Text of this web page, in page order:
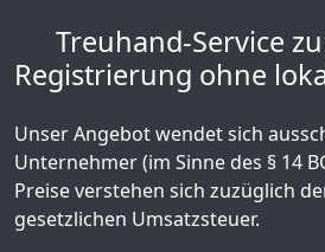
Treuhand-Service
Registrierung ohne
Unser Angebot wendet sich
Unternehmer (im Sinne des § 14
Preise verstehen sich zuzüglich
gesetzlichen Umsatzsteuer.